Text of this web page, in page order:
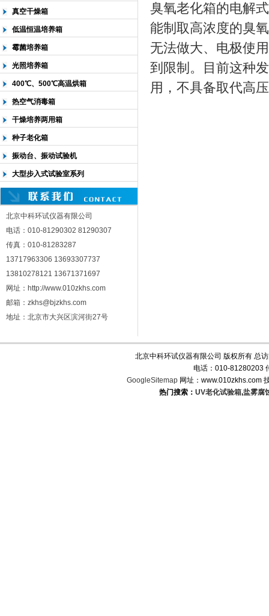
真空干燥箱
低温恒温培养箱
霉菌培养箱
光照培养箱
400℃、500℃高温烘箱
热空气消毒箱
干燥培养两用箱
种子老化箱
振动台、振动试验机
大型步入式试验室系列
北京中科环试仪器有限公司
电话：010-81290302 81290307
传真：010-81283287
13717963306 13693307737
13810278121 13671371697
网址：http://www.010zkhs.com
邮箱：zkhs@bjzkhs.com
地址：北京市大兴区滨河街27号
臭氧老化箱的电解
能制取高浓度的臭
无法做大、电极使
到限制。目前这种
用，不具备取代高
北京中科环试仪器有限公司 版权所有 总
电话：010-81280203
GoogleSitemap 网址：www.010zkhs.com
热门搜索： UV老化试验箱,盐雾腐